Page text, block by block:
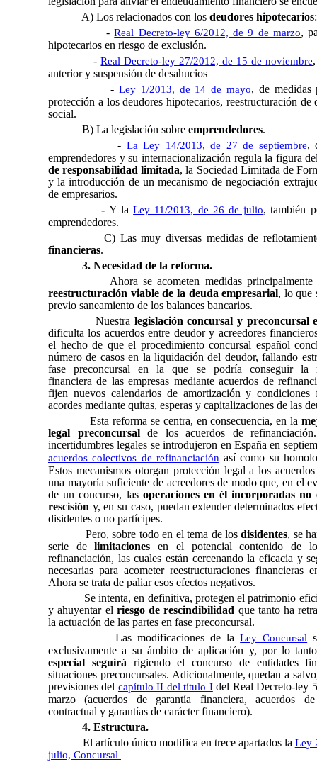
A) Los relacionados con los deudores hipotecarios:
-Real Decreto-ley 6/2012, de 9 de marzo,
hipotecarios en riesgo de exclusión.
-Real Decreto-ley 27/2012, de 15 de noviembre
anterior y suspensión de desahucios
-Ley 1/2013, de 14 de mayo, de medidas
protección a los deudores hipotecarios, reestructuración de
social.
B) La legislación sobre emprendedores.
- La Ley 14/2013, de 27 de septiembre,
emprendedores y su internacionalización regula la figura
de responsabilidad limitada, la Sociedad Limitada de
y la introducción de un mecanismo de negociación
de empresarios.
- Y laLey 11/2013, de 26 de julio, también
emprendedores.
C) Las muy diversas medidas de
financieras.
3. Necesidad de la reforma.
Ahora se acometen medidas
reestructuración viable de la deuda empresarial, lo que
previo saneamiento de los balances bancarios.
Nuestra legislación concursal y preconcursal
dificulta los acuerdos entre deudor y acreedores
el hecho de que el procedimiento concursal español
número de casos en la liquidación del deudor, fallando
fase preconcursal en la que se podría conseguir la
financiera de las empresas mediante acuerdos de
fijen nuevos calendarios de amortización y condiciones
acordes mediante quitas, esperas y capitalizaciones de las
Esta reforma se centra, en consecuencia, en la
legal preconcursalde los acuerdos de
incertidumbres legales se introdujeron en España en
acuerdos colectivos de refinanciaciónasí como su
Estos mecanismos otorgan protección legal a los
una mayoría suficiente de acreedores de modo que, en el
de un concurso, las operaciones en él incorporadas no
rescisión y, en su caso, puedan extender determinados
disidentes o no partícipes.
Pero, sobre todo en el tema de losdisidentes, se
serie delimitaciones en el potencial contenido de
refinanciación, las cuales están cercenando la eficacia y
necesarias para acometer reestructuraciones financieras
Ahora se trata de paliar esos efectos negativos.
Se intenta, en definitiva, protegen el patrimonio
y ahuyentar el riesgo de rescindibilidad que tanto ha
la actuación de las partes en fase preconcursal.
Las modificaciones de laLey Concursal
exclusivamente a su ámbito de aplicación y, por lo
especial seguirárigiendo el concurso de entidades
situaciones preconcursales. Adicionalmente, quedan a
previsiones del capítulo II del título Idel Real Decreto-ley
marzo (acuerdos de garantía financiera, acuerdos de
contractual y garantías de carácter financiero).
4. Estructura.
El artículo único modifica en trece apartados la Ley
julio, Concursal